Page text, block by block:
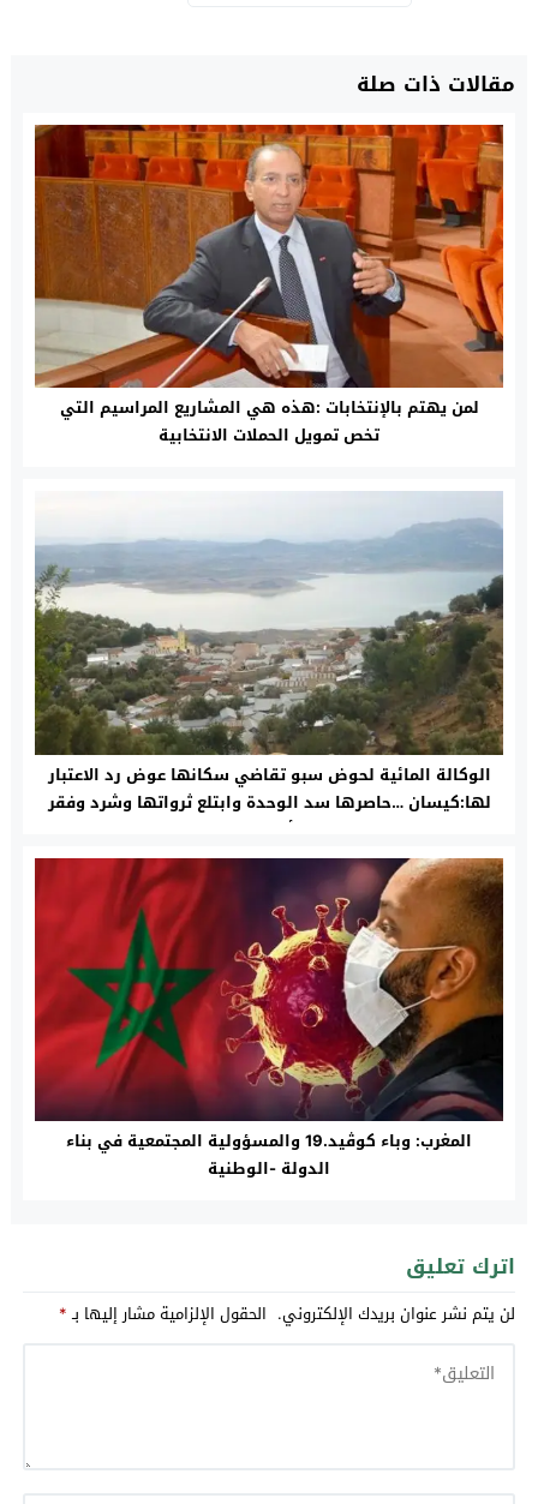
مقالات ذات صلة
لمن يهتم بالإنتخابات :هذه هي المشاريع المراسيم التي
تخص تمويل الحملات الانتخابية
الوكالة المائية لحوض سبو تقاضي سكانها عوض رد الاعتبار
لها:كيسان …حاصرها سد الوحدة وابتلع ثرواتها وشرد وفقر
أسرها
المغرب: وباء كوڤيد.19 والمسؤولية المجتمعية في بناء
الدولة -الوطنية
اترك تعليق
لن يتم نشر عنوان بريدك الإلكتروني. الحقول الإلزامية مشار إليها بـ*